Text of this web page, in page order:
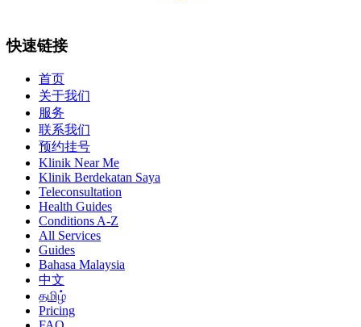
快速链接
首页
关于我们
服务
联系我们
预约挂号
Klinik Near Me
Klinik Berdekatan Saya
Teleconsultation
Health Guides
Conditions A-Z
All Services
Guides
Bahasa Malaysia
中文
தமிழ்
Pricing